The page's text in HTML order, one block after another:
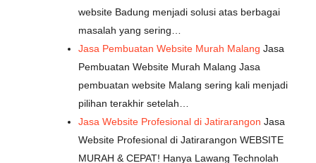
website Badung menjadi solusi atas berbagai
masalah yang sering…
Jasa Pembuatan Website Murah Malang Jasa
Pembuatan Website Murah Malang Jasa
pembuatan website Malang sering kali menjadi
pilihan terakhir setelah…
Jasa Website Profesional di Jatirarangon Jasa
Website Profesional di Jatirarangon WEBSITE
MURAH & CEPAT! Hanya Lawang Technolah